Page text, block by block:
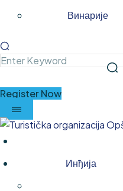
Винарије
Register Now
Инђија